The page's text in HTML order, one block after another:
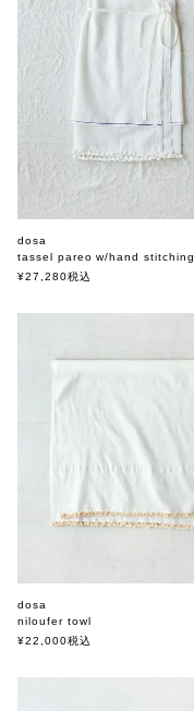
dosa
tassel pareo w/hand stitching
ドーサ
¥27,280税込
dosa
niloufer towl
ドーサ
¥22,000税込